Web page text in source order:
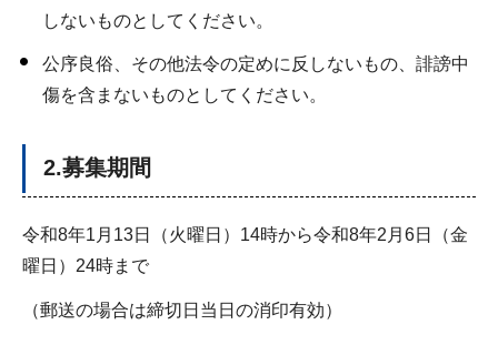
しないものとしてください。
公序良俗、その他法令の定めに反しないもの、誹謗中
傷を含まないものとしてください。
2.募集期間
令和8年1月13日（火曜日）14時から令和8年2月6日（金
曜日）24時まで
（郵送の場合は締切日当日の消印有効）